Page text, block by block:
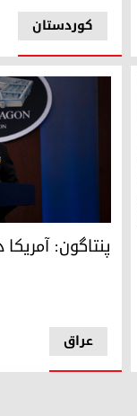
کوردستان
تمجید کرد
جسیکا مک نالتی،
عراق
پنتاگون: